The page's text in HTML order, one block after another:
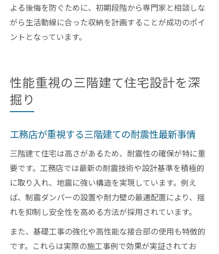
よる後悔を防ぐために、初期段階から専門家と相談しな
がら生活動線に合った収納を計画することが成功のポイ
ントとなっています。
性能重視の三階建て住宅設計を深
掘り
工務店が重視する三階建ての耐震性最新事情
三階建て住宅は高さがあるため、耐震性の確保が特に重
要です。工務店では最新の耐震技術や設計基準を積極的
に取り入れ、地震に強い構造を実現しています。例え
ば、制震ダンパーの設置や耐力壁の最適配置により、揺
れを抑制し安全性を高める方法が採用されています。
また、基礎工事の強化や高性能な接合部の使用も特徴的
です。これらは実際の施工事例で効果が実証されてお